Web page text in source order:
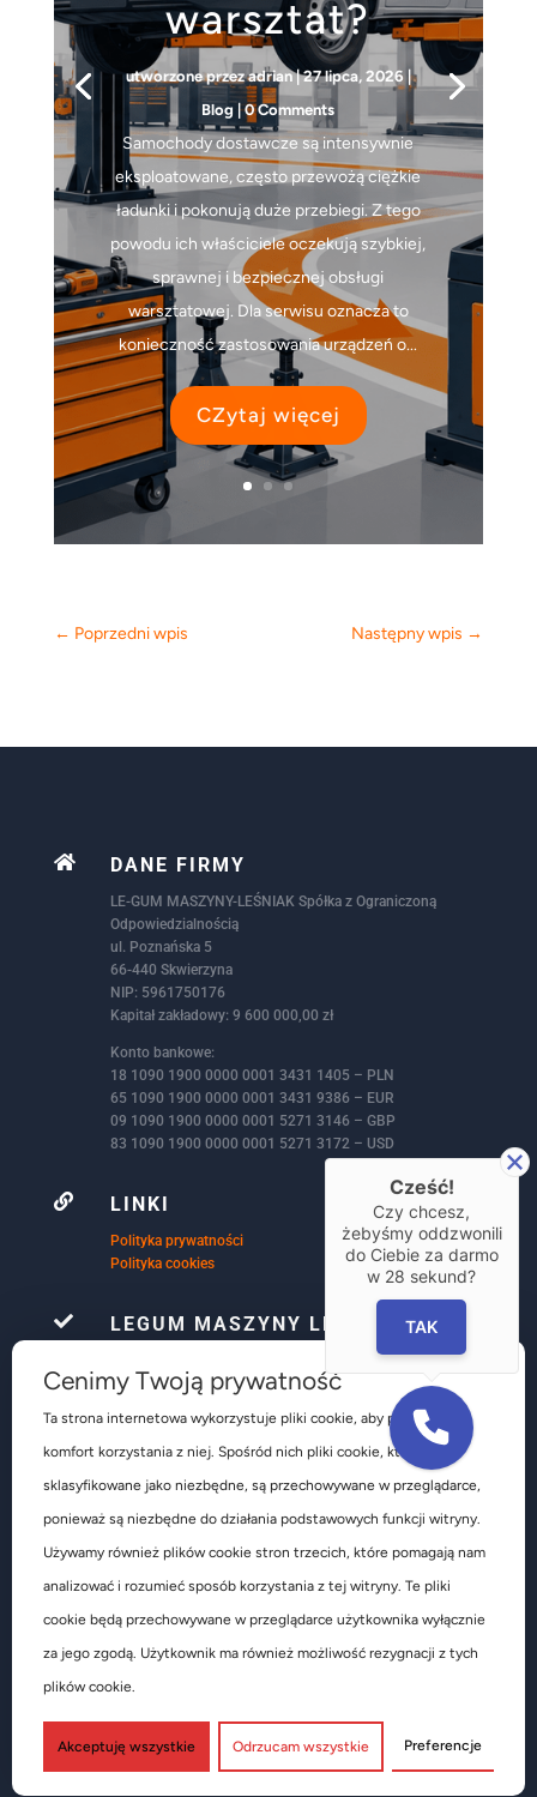
warsztat?
utworzone przezadrian|27 lipca, 2026|
Blog | 0 Comments
Samochody dostawcze są intensywnie
eksploatowane, często przewożą ciężkie
ładunki i pokonują duże przebiegi. Z tego
powodu ich właściciele oczekują szybkiej,
sprawnej i bezpiecznej obsługi
warsztatowej. Dla serwisu oznacza to
konieczność zastosowania urządzeń o...
CZytaj więcej
← Poprzedni wpis Następny wpis →
 DANE FIRMY
LE-GUM MASZYNY-LEŚNIAK Spółka z Ograniczoną
Odpowiedzialnością
ul. Poznańska 5
66-440 Skwierzyna
NIP: 5961750176
Kapitał zakładowy: 9 600 000,00 zł
Konto bankowe:
18 1090 1900 0000 0001 3431 1405 – PLN
65 1090 1900 0000 0001 3431 9386 – EUR
09 1090 1900 0000 0001 5271 3146 – GBP
83 1090 1900 0000 0001 5271 3172 – USD
 LINKI
Polityka prywatności
Polityka cookies
 LEGUM MASZYNY LEŚNIAK
Firma Le-Gum już ponad 32 lata, zajmuje się
kompleksowym wyposażeniem warsztatów
samochodowych głównie w obsłudze ogumienia są to
głównie urządzenia do obsługi kół osobowych
dostawczych ciężarowych autobusów pojazdów
Designed by SZTUKA KOLORU
Cenimy Twoją prywatność
Ta strona internetowa wykorzystuje pliki cookie, aby poprawić
komfort korzystania z niej. Spośród nich pliki cookie, które są
sklasyfikowane jako niezbędne, są przechowywane w przeglądarce,
ponieważ są niezbędne do działania podstawowych funkcji witryny.
Używamy również plików cookie stron trzecich, które pomagają nam
analizować i rozumieć sposób korzystania z tej witryny. Te pliki
cookie będą przechowywane w przeglądarce użytkownika wyłącznie
za jego zgodą. Użytkownik ma również możliwość rezygnacji z tych
plików cookie.
Akceptuję wszystkie Odrzucam wszystkie Preferencje
Cześć!
Czy chcesz,
żebyśmy oddzwonili
do Ciebie za darmo
w 28 sekund?
TAK